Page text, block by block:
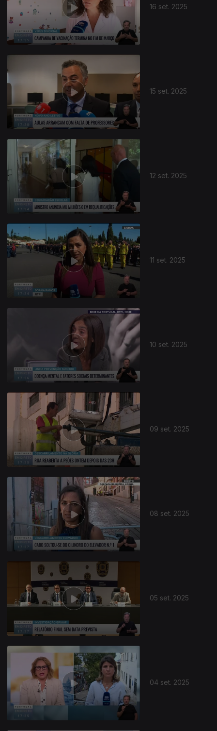
16 set. 2025
15 set. 2025
12 set. 2025
11 set. 2025
10 set. 2025
09 set. 2025
08 set. 2025
05 set. 2025
873764
04 set. 2025